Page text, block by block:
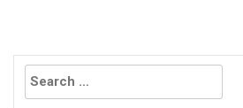
Search
for: